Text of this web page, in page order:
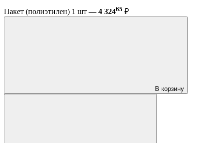
Пакет (полиэтилен) 1 шт — 4 32465 ₽
В корзину